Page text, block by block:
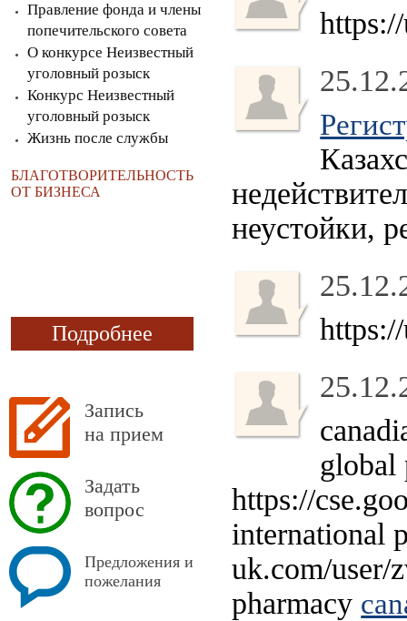
Правление фонда и члены
попечительского совета
О конкурсе Неизвестный
уголовный розыск
Конкурс Неизвестный
уголовный розыск
Жизнь после службы
БЛАГОТВОРИТЕЛЬНОСТЬ
ОТ БИЗНЕСА
Подробнее
Запись
на прием
Задать
вопрос
Предложения и
пожелания
неустойки,
global
https://
international
uk.com/user/
pharmacy